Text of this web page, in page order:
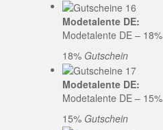
Modetalente DE:
Modetalente DE – 18%
18% Gutschein
Modetalente DE:
Modetalente DE – 15%
15% Gutschein